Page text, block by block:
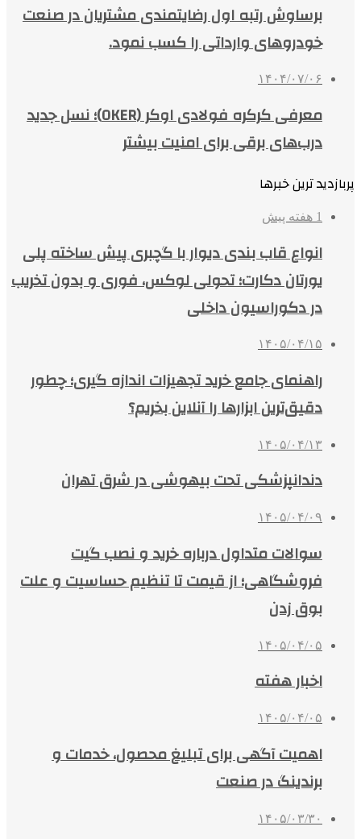
برساوش رتبه اول رضایتمندی مشتریان در صنعت
خودروهای وارداتی را کسب نمود.
۱۴۰۴/۰۷/۰۶
معرفی کرکره فولادی اوکر (OKER)؛ نسل جدید
درب‌های برقی برای امنیت بیشتر
پربازدید ترین خبرها
1 هفته پیش
انواع قاب بندی دیوار با گچبری پیش ساخته پلی
یورتان دکارت؛ تحولی لوکس، فوری و بدون تخریب
در دکوراسیون داخلی
۱۴۰۵/۰۴/۱۵
راهنمای جامع خرید تجهیزات اندازه گیری؛ چطور
دقیق‌ترین ابزارها را آنلاین بخریم؟
۱۴۰۵/۰۴/۱۳
دندانپزشکی تحت بیهوشی در شرق تهران
۱۴۰۵/۰۴/۰۹
سوالات متداول درباره خرید و نصب گیت
فروشگاهی؛ از قیمت تا تنظیم حساسیت و علت
بوق زدن
۱۴۰۵/۰۴/۰۵
اخبار هفته
۱۴۰۵/۰۴/۰۵
اهمیت آگهی برای تبلیغ محصول، خدمات و
برندینگ در صنعت
۱۴۰۵/۰۳/۳۰